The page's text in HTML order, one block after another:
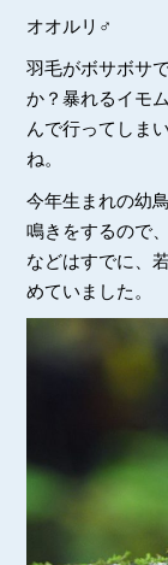
オオルリ♂
羽毛がボサボサ
か？暴れるイモ
んで行ってしま
ね。
今年生まれの幼
鳴きをするので
などはすでに、
めていました。